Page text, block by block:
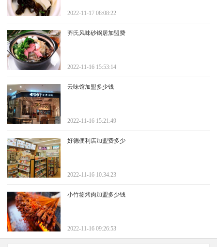
2022-11-17 08:08:22
齐氏风味砂锅居加盟费
2022-11-16 15:53:14
云味馆加盟多少钱
2022-11-16 15:21:49
好德便利店加盟费多少
2022-11-16 10:34:23
小竹签烤肉加盟多少钱
2022-11-16 09:26:53